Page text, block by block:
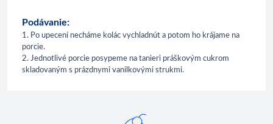
Podávanie:
1. Po upecení necháme kolác vychladnút a potom ho krájame na
porcie.
2. Jednotlivé porcie posypeme na tanieri práškovým cukrom
skladovaným s prázdnymi vanilkovými strukmi.